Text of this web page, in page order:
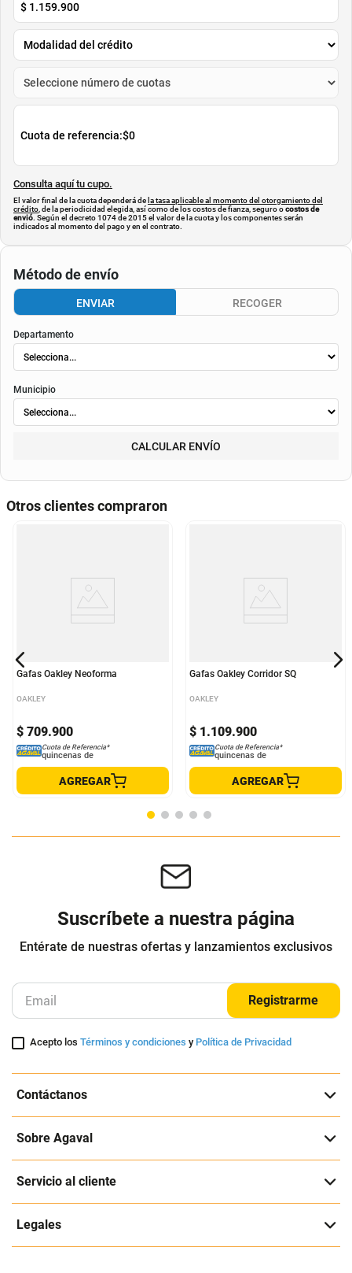
$ 1.159.900
Cuota de referencia:$0
Consulta aquí tu cupo.
El valor final de la cuota dependerá de la tasa aplicable al momento del otorgamiento del
crédito , de la periodicidad elegida, así como de los costos de fianza, seguro ocostos de
envió. Según el decreto 1074 de 2015 el valor de la cuota y los componentes serán
indicados al momento del pago y en el contrato.
Método de envío
ENVIAR RECOGER
Departamento
Municipio
CALCULAR ENVÍO
Otros clientes compraron
Gafas Oakley Neoforma
OAKLEY
$ 709.900
Cuota de Referencia*
quincenas de
AGREGAR
Gafas Oakley Corridor SQ
OAKLEY
$ 1.109.900
Cuota de Referencia*
quincenas de
AGREGAR
Suscríbete a nuestra página
Entérate de nuestras ofertas y lanzamientos exclusivos
Registrarme
Acepto losTérminos y condiciones y Política de Privacidad
Contáctanos
Sobre Agaval
Servicio al cliente
Legales